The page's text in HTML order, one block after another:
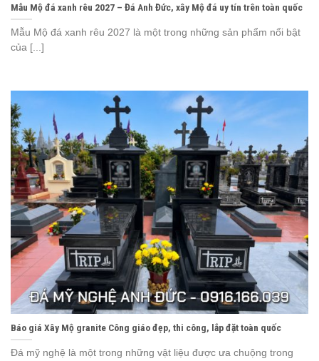
Mẫu Mộ đá xanh rêu 2027 – Đá Anh Đức, xây Mộ đá uy tín trên toàn quốc
Mẫu Mộ đá xanh rêu 2027 là một trong những sản phẩm nổi bật
của [...]
Báo giá Xây Mộ granite Công giáo đẹp, thi công, lắp đặt toàn quốc
Đá mỹ nghệ là một trong những vật liệu được ưa chuộng trong